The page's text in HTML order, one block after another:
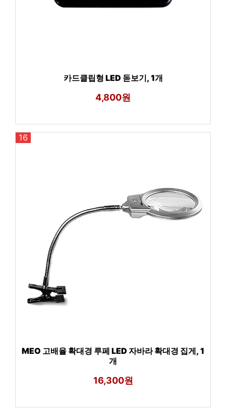
카드클립형 LED 돋보기, 1개
4,800원
16
MEO 고배율 확대경 루페 LED 자바라 확대경 집게, 1
개
16,300원